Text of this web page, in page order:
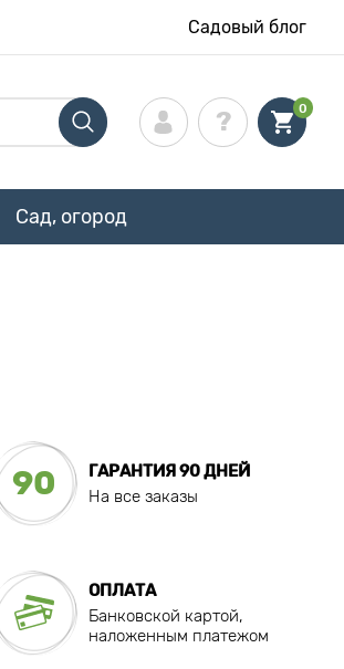
Садовый блог
0
Сад, огород
90
ГАРАНТИЯ 90 ДНЕЙ
На все заказы
ОПЛАТА
Банковской картой,
наложенным платежом